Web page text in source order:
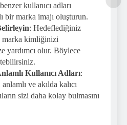
kullanıcı adları
bir marka imajı oluşturun.
: Hedeflediğiniz
kimliğinizi
yardımcı olur. Böylece
Kullanıcı Adları:
anlamlı ve akılda kalıcı
sizi daha kolay bulmasını